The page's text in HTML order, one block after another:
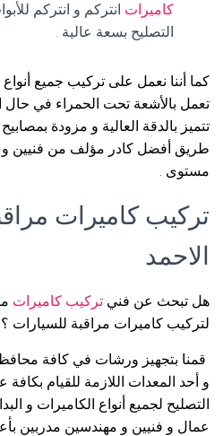
كاميرات انتركم و انتركم
التصليح بسعة عالية .
كما أننا نعمل على تركيب جميع أنواع
تعمل بالأشعة تحت الحمراء في حال
طريق أفضل كادر مؤلف من فنيين و
مستوى .
تركيب كاميرات
الاحمد
هل تبحث عن فني تركيب كاميرات
لتركيب كاميرات مراقبة للسيارات ؟
قمنا بتجهيز ورشات في كافة
و أحد المعدات اللازمة للقيام بكافة
التصليح لجميع أنواع الكاميرات و
عمال و فنيين و مهندسين مدربين